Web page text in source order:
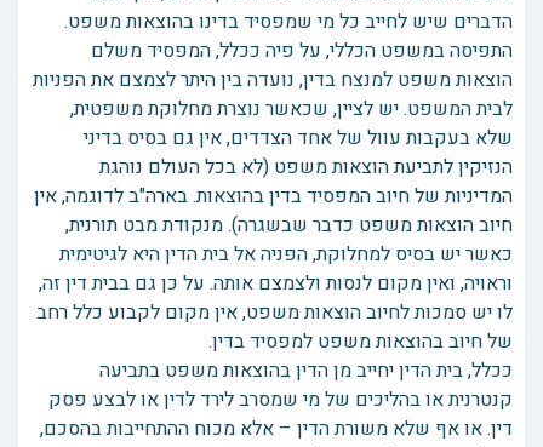
הדברים שיש לחייב כל מי שמפסיד בדינו בהוצאות משפט.
התפיסה במשפט הכללי, על פיה ככלל, המפסיד משלם
הוצאות משפט למנצח בדין, נועדה בין היתר לצמצם את הפניות
לבית המשפט. יש לציין, שכאשר נוצרת מחלוקת משפטית,
שלא בעקבות עוול של אחד הצדדים, אין גם בסיס בדיני
הנזיקין לתביעת הוצאות משפט (לא בכל העולם נוהגת
המדיניות של חיוב המפסיד בדין בהוצאות. בארה"ב לדוגמה, אין
חיוב הוצאות משפט כדבר שבשגרה). מנקודת מבט תורנית,
כאשר יש בסיס למחלוקת, הפניה אל בית הדין היא לגיטימית
וראויה, ואין מקום לנסות ולצמצם אותה. על כן גם בבית דין זה,
לו יש סמכות לחיוב הוצאות משפט, אין מקום לקבוע כלל רחב
של חיוב בהוצאות משפט למפסיד בדין.
ככלל, בית הדין יחייב מן הדין בהוצאות משפט בתביעה
קנטרנית או בהליכים של מי שמסרב לירד לדין או לבצע פסק
דין. או אף שלא משורת הדין – אלא מכוח ההתחייבות בהסכם,